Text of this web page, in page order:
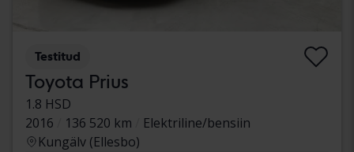
Testitud
Toyota Prius
1.8 HSD
2016
136 520 km
Elektriline/bensiin
Kungälv (Ellesbo)